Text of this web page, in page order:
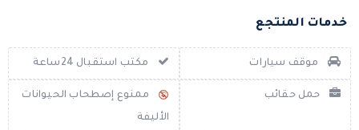
خدمات المنتجع
موقف سيارات مكتب استقبال 24ساعة
حمل حقائب
ممنوع إصطحاب الحيوانات
الأليفة